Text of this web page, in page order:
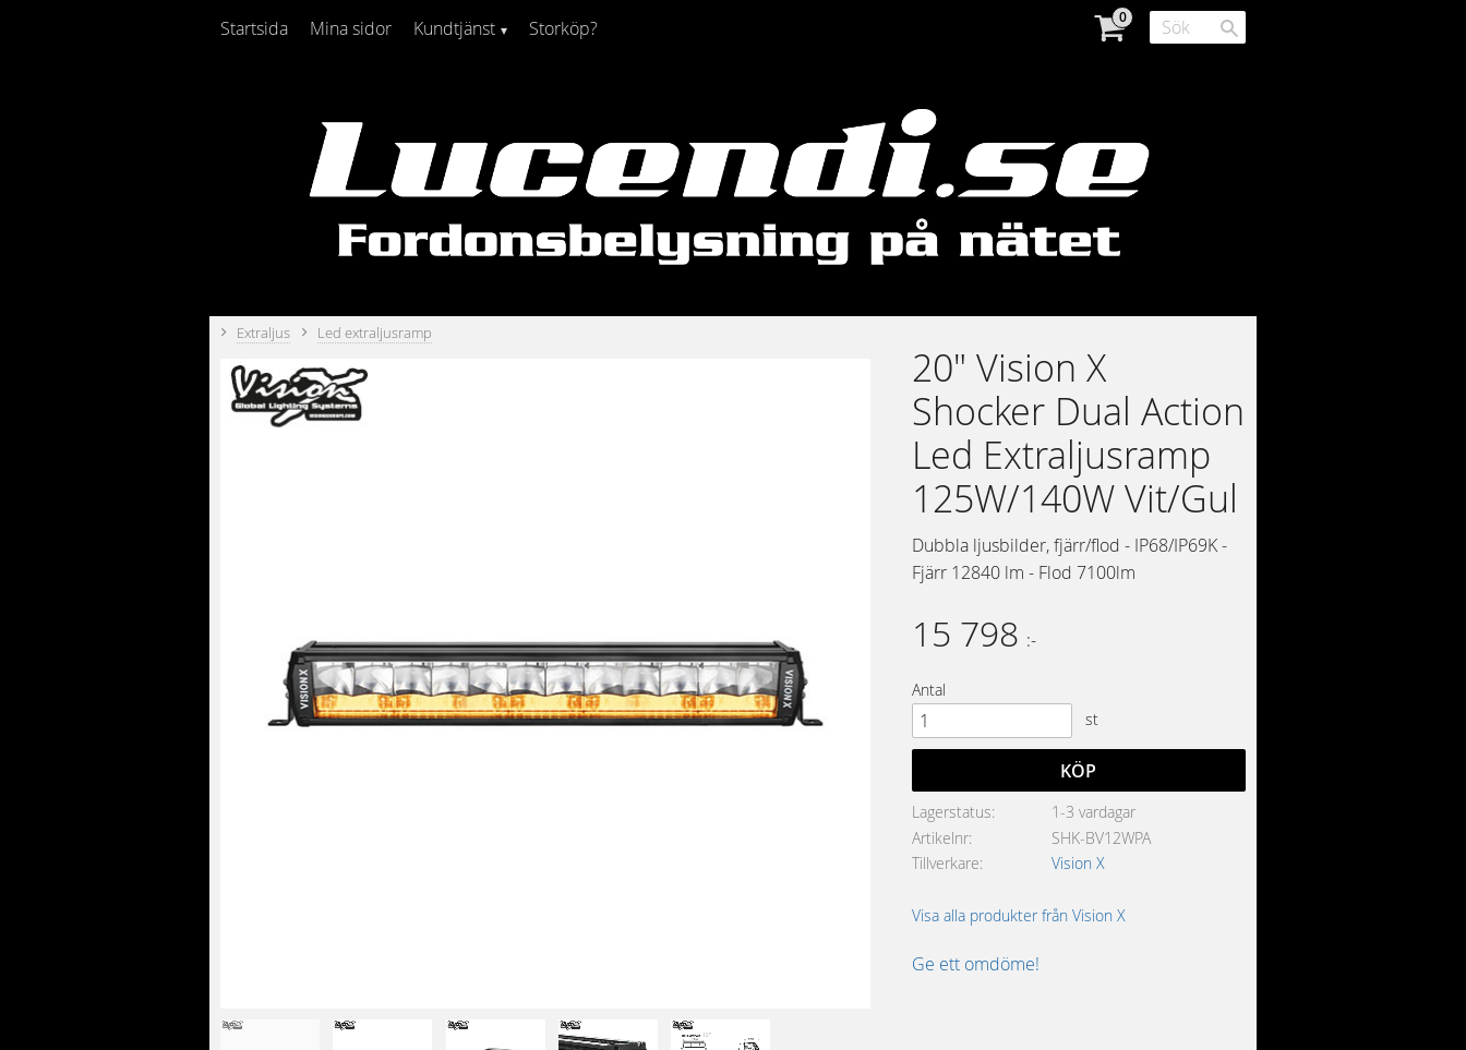
Startsida Mina sidor Kundtjänst Storköp?
Extraljus Led extraljusramp
20" Vision X
Shocker Dual Action
Led Extraljusramp
125W/140W Vit/Gul
Dubbla ljusbilder, fjärr/flod - IP68/IP69K -
Fjärr 12840 lm - Flod 7100lm
15 798 :-
Antal
st
KÖP
Lagerstatus
1-3 vardagar
Artikelnr
SHK-BV12WPA
Tillverkare
Vision X
Visa alla produkter från Vision X
Ge ett omdöme!